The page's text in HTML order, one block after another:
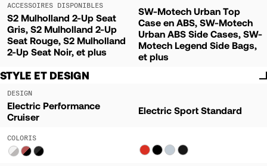
ACCESSOIRES DISPONIBLES
S2 Mulholland 2-Up Seat
Gris, S2 Mulholland 2-Up
Seat Rouge, S2 Mulholland
2-Up Seat Noir, et plus
SW-Motech Urban Top
Case en ABS, SW-Motech
Urban ABS Side Cases, SW-
Motech Legend Side Bags,
et plus
STYLE ET DESIGN
DESIGN
Electric Performance
Cruiser
Electric Sport Standard
COLORIS